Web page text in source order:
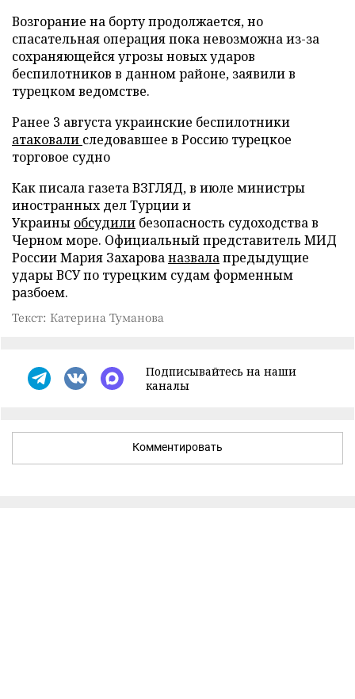
Возгорание на борту продолжается, но
спасательная операция пока невозможна из-за
сохраняющейся угрозы новых ударов
беспилотников в данном районе, заявили в
турецком ведомстве.
Ранее 3 августа украинские беспилотники
атаковали следовавшее в Россию турецкое
торговое судно
Как писала газета ВЗГЛЯД, в июле министры
иностранных дел Турции и
Украины обсудили безопасность судоходства в
Черном море. Официальный представитель МИД
России Мария Захарованазвалапредыдущие
удары ВСУ по турецким судам форменным
разбоем.
Текст: Катерина Туманова
Подписывайтесь на наши
каналы
Комментировать